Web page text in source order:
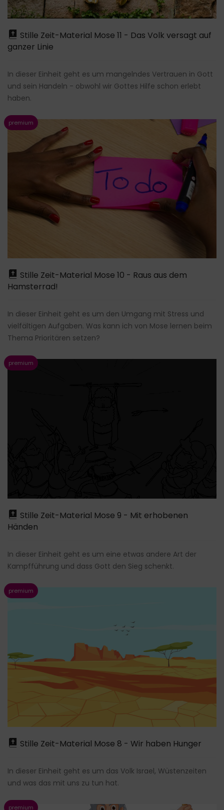
Stille Zeit-Material Mose 11 - Das Volk versagt auf
ganzer Linie
In dieser Einheit geht es um mangelndes Vertrauen in Gott
und sein Handeln - obwohl wir Gottes Hilfe schon erlebt
haben.
Stille Zeit-Material Mose 10 - Raus aus dem
Hamsterrad!
In dieser Einheit geht es um den Umgang mit Stress und
vielfältigen Aufgaben. Was kann ich von Mose lernen beim
Thema Prioritären setzen?
Stille Zeit-Material Mose 9 - Mit erhobenen
Händen
In dieser Einheit geht es um eine etwas andere Art der
Kampfführung und dass Gott den Sieg schenkt.
Stille Zeit-Material Mose 8 - Wir haben Hunger
In dieser Einheit geht es um das Volk Israel, Wüstenzeiten
und was das mit uns zu tun hat.